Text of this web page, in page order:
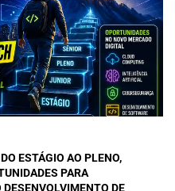
ESTÁGIO AO PLENO,
PARA
DE